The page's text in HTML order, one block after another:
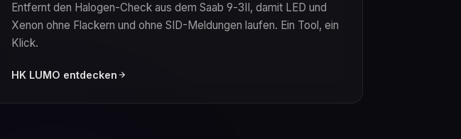
Entfernt den Halogen-Check aus dem Saab 9‑3II, damit LED und
Xenon ohne Flackern und ohne SID-Meldungen laufen. Ein Tool, ein
Klick.
HK LUMO entdecken